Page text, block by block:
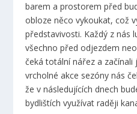
barem a prostorem před
obloze něco vykoukat, což
představivosti. Každý z nás
všechno před odjezdem
čeká totální nářez a
vrcholné akce sezóny nás
že v následujících dnech
bydlištích využívat raději